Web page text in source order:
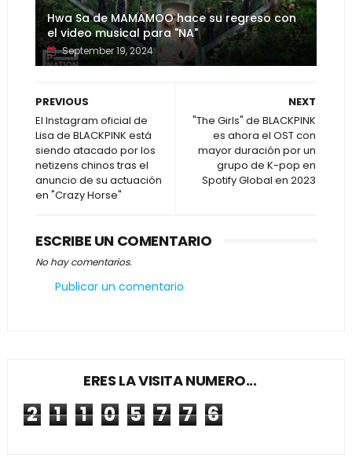
Hwa Sa de MAMAMOO hace su regreso con
el video musical para "NA"
September 19, 2024
NEXT
"The Girls" de BLACKPINK
es ahora el OST con
mayor duración por un
grupo de K-pop en
Spotify Global en 2023
PREVIOUS
El Instagram oficial de
Lisa de BLACKPINK está
siendo atacado por los
netizens chinos tras el
anuncio de su actuación
en "Crazy Horse"
ESCRIBE UN COMENTARIO
No hay comentarios.
Publicar un comentario
ERES LA VISITA NUMERO...
2 1 1 0 5 7 7 6